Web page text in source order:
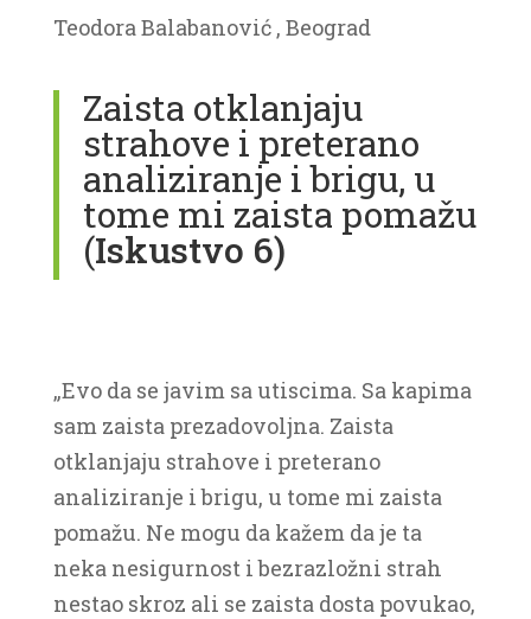
Teodora Balabanović , Beograd
Zaista otklanjaju
strahove i preterano
analiziranje i brigu, u
tome mi zaista pomažu
(Iskustvo 6)
„Evo da se javim sa utiscima. Sa kapima
sam zaista prezadovoljna. Zaista
otklanjaju strahove i preterano
analiziranje i brigu, u tome mi zaista
pomažu. Ne mogu da kažem da je ta
neka nesigurnost i bezrazložni strah
nestao skroz ali se zaista dosta povukao,